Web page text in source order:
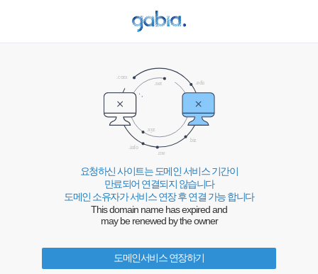
요청하신 사이트는 도메인 서비스 기간이
만료되어 연결되지 않습니다
도메인 소유자가 서비스 연장 후 연결 가능 합니다
This domain name has expired and
may be renewed by the owner
도메인서비스 연장하기